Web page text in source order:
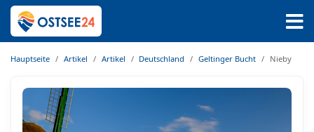
Hauptseite Artikel Artikel Deutschland Geltinger Bucht Nieby